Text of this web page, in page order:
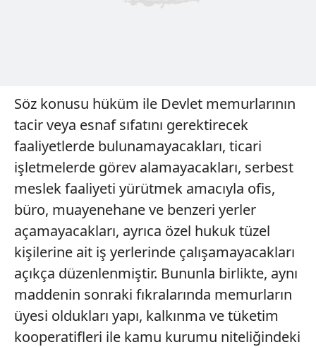
Söz konusu hüküm ile Devlet memurlarının
tacir veya esnaf sıfatını gerektirecek
faaliyetlerde bulunamayacakları, ticari
işletmelerde görev alamayacakları, serbest
meslek faaliyeti yürütmek amacıyla ofis,
büro, muayenehane ve benzeri yerler
açamayacakları, ayrıca özel hukuk tüzel
kişilerine ait iş yerlerinde çalışamayacakları
açıkça düzenlenmiştir. Bununla birlikte, aynı
maddenin sonraki fıkralarında memurların
üyesi oldukları yapı, kalkınma ve tüketim
kooperatifleri ile kamu kurumu niteliğindeki